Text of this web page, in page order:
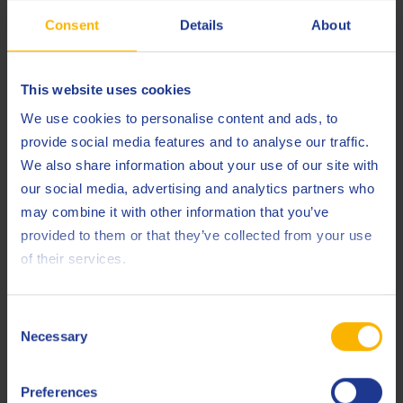
Consent Details About
This website uses cookies
We use cookies to personalise content and ads, to
provide social media features and to analyse our traffic.
We also share information about your use of our site with
our social media, advertising and analytics partners who
may combine it with other information that you’ve
provided to them or that they’ve collected from your use
of their services.
Selection
Necessary
Preferences
aan de strenge TRGS 611-normen en vormt het een veilige
Geteste en bewezen prestaties
Uit onafhankelijke tests, zoals de Tapping Torque Test, blijkt
dat XF 662 tot 33% beter presteert op aluminiumlegeringen
in vergelijking met conventionele emulsies. Dankzij
uitstekende olieafscheidende eigenschappen (getest volgens
ASTM D1401) blijven prestaties stabiel, zelfs bij
verontreiniging.